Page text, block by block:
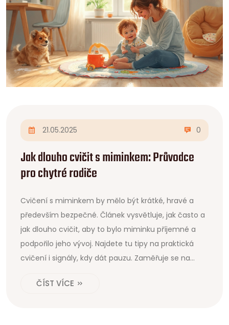
21.05.2025 0
Jak dlouho cvičit s miminkem: Průvodce
pro chytré rodiče
Cvičení s miminkem by mělo být krátké, hravé a
především bezpečné. Článek vysvětluje, jak často a
jak dlouho cvičit, aby to bylo miminku příjemné a
podpořilo jeho vývoj. Najdete tu tipy na praktická
cvičení i signály, kdy dát pauzu. Zaměřuje se na
Poradí také, jak zvládnout cvičení, když kolem vás
ČÍST VÍCE